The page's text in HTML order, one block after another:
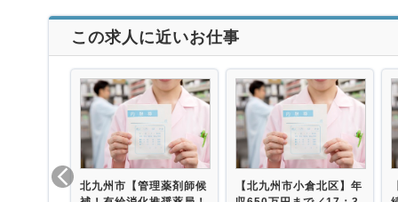
この求人に近いお仕事
北九州市【管理薬剤師候
【北九州市小倉北区】年